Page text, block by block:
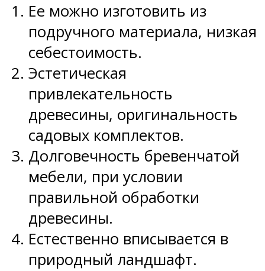
Ее можно изготовить из
подручного материала, низкая
себестоимость.
Эстетическая
привлекательность
древесины, оригинальность
садовых комплектов.
Долговечность бревенчатой
мебели, при условии
правильной обработки
древесины.
Естественно вписывается в
природный ландшафт.